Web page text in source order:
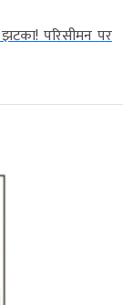
परिसीमन पर